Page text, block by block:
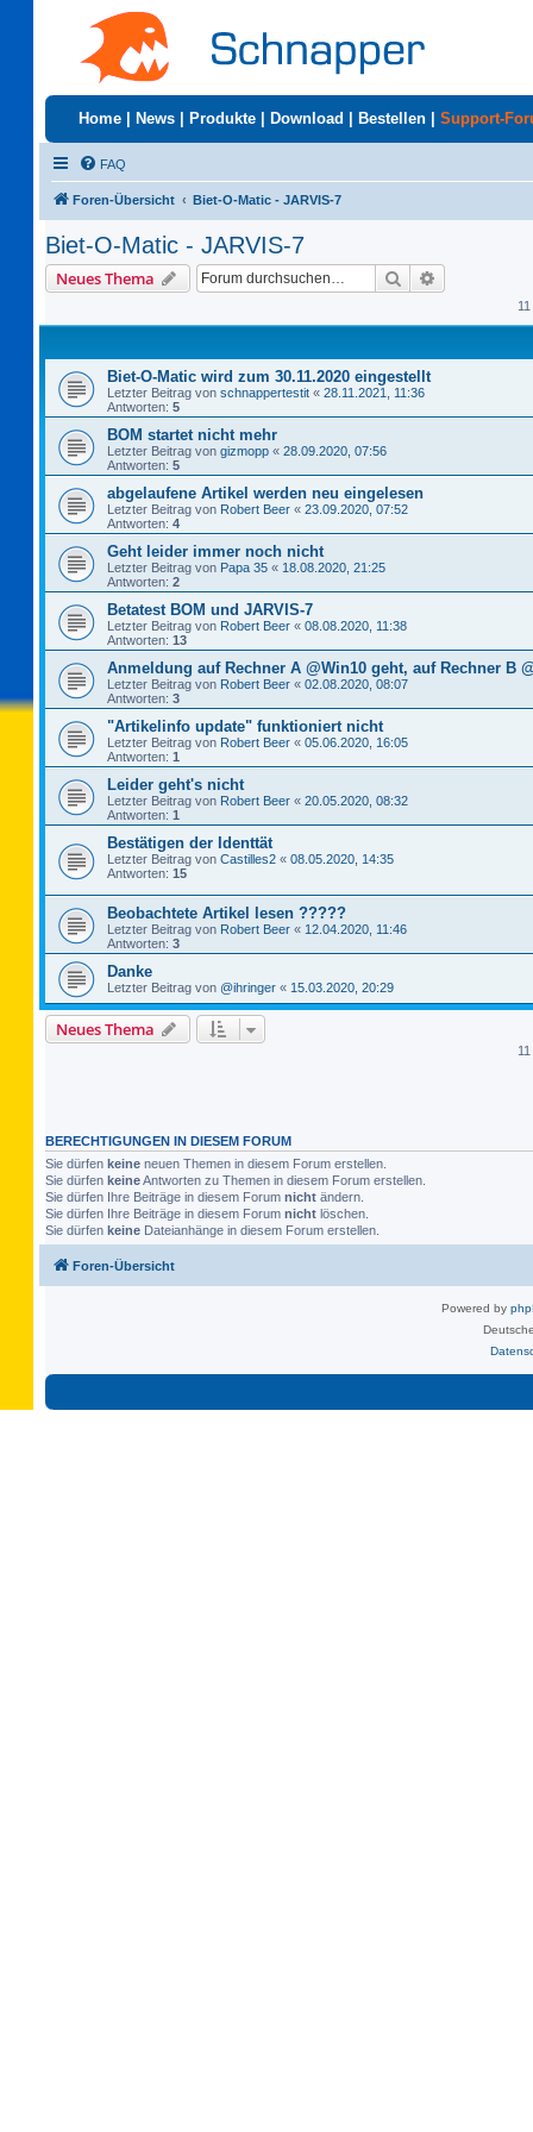
Home News Produkte Download Bestellen Support-
FAQ
Foren-Übersicht Biet-O-Matic - JARVIS-7
Biet-O-Matic - JARVIS-7
Neues Thema Suche
Biet-O-Matic wird zum 30.11.2020 eingestellt
Letzter Beitrag von schnappertestit « 28.11.2021, 11:36
Antworten: 5
BOM startet nicht mehr
Letzter Beitrag von gizmopp « 28.09.2020, 07:56
Antworten: 5
abgelaufene Artikel werden neu eingelesen
Letzter Beitrag von Robert Beer « 23.09.2020, 07:52
Antworten: 4
Geht leider immer noch nicht
Letzter Beitrag von Papa 35 « 18.08.2020, 21:25
Antworten: 2
Betatest BOM und JARVIS-7
Letzter Beitrag von Robert Beer « 08.08.2020, 11:38
Antworten: 13
Anmeldung auf Rechner A @Win10 geht, auf Rechner B
Letzter Beitrag von Robert Beer « 02.08.2020, 08:07
Antworten: 3
"Artikelinfo update" funktioniert nicht
Letzter Beitrag von Robert Beer « 05.06.2020, 16:05
Antworten: 1
Leider geht's nicht
Letzter Beitrag von Robert Beer « 20.05.2020, 08:32
Antworten: 1
Bestätigen der Identtät
Letzter Beitrag von Castilles2 « 08.05.2020, 14:35
Antworten: 15
Beobachtete Artikel lesen ?????
Letzter Beitrag von Robert Beer « 12.04.2020, 11:46
Antworten: 3
Danke
Letzter Beitrag von @ihringer « 15.03.2020, 20:29
Neues Thema
BERECHTIGUNGEN IN DIESEM FORUM
Sie dürfen keine neuen Themen in diesem Forum erstellen.
Sie dürfen keineAntworten zu Themen in diesem Forum erstellen.
Sie dürfen Ihre Beiträge in diesem Forum nicht ändern.
Sie dürfen Ihre Beiträge in diesem Forum nicht löschen.
Sie dürfen keine Dateianhänge in diesem Forum erstellen.
Foren-Übersicht
Powered by